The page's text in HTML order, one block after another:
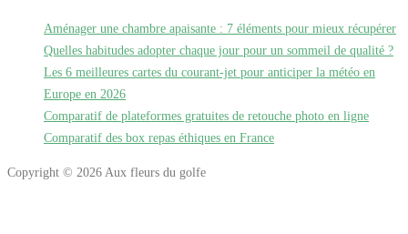
Aménager une chambre apaisante : 7 éléments pour mieux récupérer
Quelles habitudes adopter chaque jour pour un sommeil de qualité ?
Les 6 meilleures cartes du courant-jet pour anticiper la météo en
Europe en 2026
Comparatif de plateformes gratuites de retouche photo en ligne
Comparatif des box repas éthiques en France
Copyright © 2026 Aux fleurs du golfe